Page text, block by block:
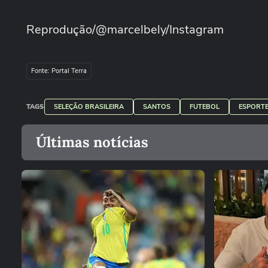
Reprodução/@marcelbely/Instagram
Fonte: Portal Terra
TAGS SELEÇÃO BRASILEIRA SANTOS FUTEBOL
Últimas notícias